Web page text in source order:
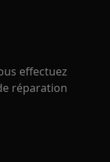
effectuez
réparation